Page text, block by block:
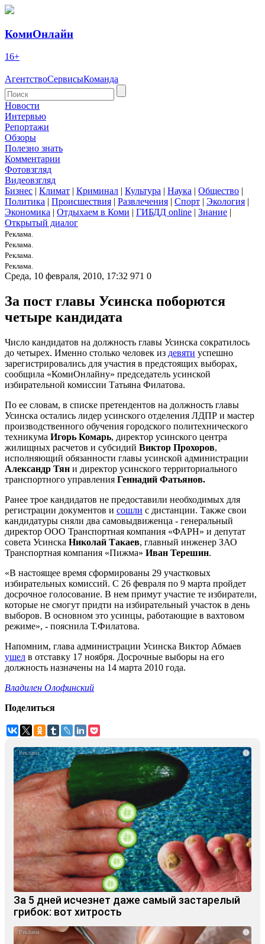
КомиОнлайн
16+
АгентствоСервисыКоманда
Новости
Интервью
Репортажи
Обзоры
Полезно знать
Комментарии
Фотовзгляд
Видеовзгляд
Бизнес | Климат | Криминал | Культура | Наука | Общество |
Политика | Происшествия | Развлечения | Спорт | Экология |
Экономика | Отдыхаем в Коми | ГИБДД online | Знание |
Открытый диалог
Реклама.
Реклама.
Реклама.
Реклама.
Среда, 10 февраля, 2010, 17:32 971 0
За пост главы Усинска поборются
четыре кандидата
Число кандидатов на должность главы Усинска сократилось
до четырех. Именно столько человек из девяти успешно
зарегистрировались для участия в предстоящих выборах,
сообщила «КомиОнлайну» председатель усинской
избирательной комиссии Татьяна Филатова.
По ее словам, в списке претендентов на должность главы
Усинска остались лидер усинского отделения ЛДПР и мастер
производственного обучения городского политехнического
техникума Игорь Комарь, директор усинского центра
жилищных расчетов и субсидий Виктор Прохоров,
исполняющий обязанности главы усинской администрации
Александр Тян и директор усинского территориального
транспортного управления Геннадий Фатьянов.
Ранее трое кандидатов не предоставили необходимых для
регистрации документов и сошли с дистанции. Также свои
кандидатуры сняли два самовыдвиженца - генеральный
директор ООО Транспортная компания «ФАРН» и депутат
совета Усинска Николай Такаев, главный инженер ЗАО
Транспортная компания «Пижма» Иван Терешин.
«В настоящее время сформированы 29 участковых
избирательных комиссий. С 26 февраля по 9 марта пройдет
досрочное голосование. В нем примут участие те избиратели,
которые не смогут придти на избирательный участок в день
выборов. В основном это усинцы, работающие в вахтовом
режиме», - пояснила Т.Филатова.
Напомним, глава администрации Усинска Виктор Абмаев
ушел в отставку 17 ноября. Досрочные выборы на его
должность назначены на 14 марта 2010 года.
Владилен Олофинский
Поделиться
i
За 5 дней исчезнет даже самый застарелый
грибок: вот хитрость
i